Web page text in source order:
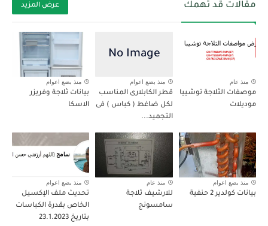
مقالات قد تهمك عرض المزيد
منذ عام
موصفات الثلاجة توشييا
موديلات
منذ بضع اعوام
قطر الكابلارى المناسب
لكل ضاغط ( كباس ) فى
التجميد...
منذ بضع اعوام
بيانات ثلاجة وفريزر
الاسكا
منذ بضع اعوام
بيانات كولدير 2 حنفية
منذ عام
للارشيف ثلاجة
سامسونج
منذ بضع اعوام
تحديث ملف الإكسيل
الخاص بقدرة الكباسات
بتاريخ 23.1.2023